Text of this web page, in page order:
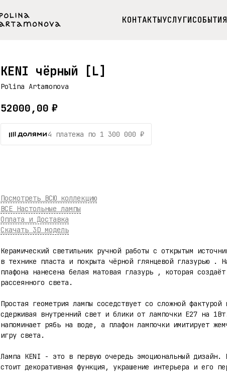
КОНТАКТЫУСЛУГИ
KENI чёрный [L]
Polina Artamonova
52000,00 ₽
4 платежа по 1 300 000 ₽
Посмотреть ВСЮ коллекцию
ВСЕ Настольные лампы
Оплата и Доставка
Скачать 3D модель
Керамический светильник ручной работы с открытым
в технике пласта и покрыта чёрной глянцевой глазурью .
плафона нанесена белая матовая глазурь , которая
рассеянного света.
Простая геометрия лампы соседствует со сложной
сдерживая внутренний свет и блики от лампочки E27 на
напоминает рябь на воде, а плафон лампочки имитирует
игру света.
Лампа KENI - это в первую очередь эмоциональный дизайн.
стоит декоративная функция, украшение интерьера и его